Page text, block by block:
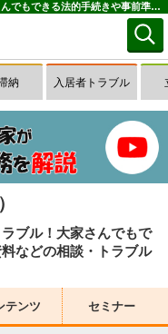
不動産賃貸経営で起こる入居者とのトラブル！大家さんでもできる法的手続きや事前準備・必要な資料などの相談・トラブル一覧(1～8件目)｜お悩み大家さん
納 入居者トラブル
ブル！大家さんでもで
などの相談・トラブル
テンツ セミナー